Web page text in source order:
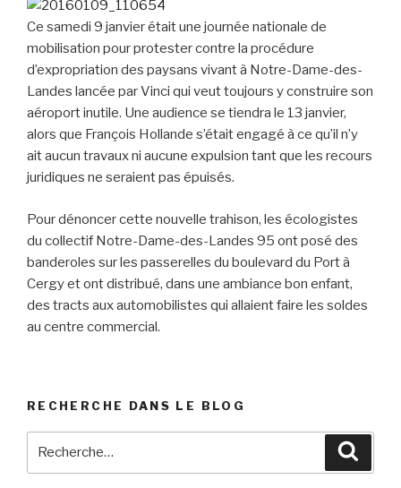
Ce samedi 9 janvier était une journée nationale de
mobilisation pour protester contre la procédure
d’expropriation des paysans vivant à Notre-Dame-des-
Landes lancée par Vinci qui veut toujours y construire son
aéroport inutile. Une audience se tiendra le 13 janvier,
alors que François Hollande s’était engagé à ce qu’il n’y
ait aucun travaux ni aucune expulsion tant que les recours
juridiques ne seraient pas épuisés.
Pour dénoncer cette nouvelle trahison, les écologistes
du collectif Notre-Dame-des-Landes 95 ont posé des
banderoles sur les passerelles du boulevard du Port à
Cergy et ont distribué, dans une ambiance bon enfant,
des tracts aux automobilistes qui allaient faire les soldes
au centre commercial.
RECHERCHE DANS LE BLOG